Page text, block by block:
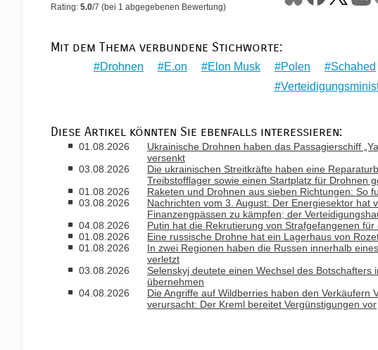
Rating: 5.0/7 (bei 1 abgegebenen Bewertung)
Mit dem Thema verbundene Stichworte:
Drohnen E.on Elon Musk Polen Schahed
Diese Artikel könnten Sie ebenfalls interessieren:
01.08.2026
Ukrainische Drohnen haben das Passagierschiff
versenkt
03.08.2026
Die ukrainischen Streitkräfte haben eine
Treibstofflager sowie einen Startplatz für Drohnen
01.08.2026
Raketen und Drohnen aus sieben Richtungen: So
03.08.2026
Nachrichten vom 3. August: Der Energiesektor
Finanzengpässen zu kämpfen; der
04.08.2026
Putin hat die Rekrutierung von Strafgefangenen
01.08.2026
Eine russische Drohne hat ein Lagerhaus von
01.08.2026
In zwei Regionen haben die Russen innerhalb
verletzt
03.08.2026
Selenskyj deutete einen Wechsel des
übernehmen
04.08.2026
Die Angriffe auf Wildberries haben den Verkäufern
verursacht: Der Kreml bereitet Vergünstigungen vor